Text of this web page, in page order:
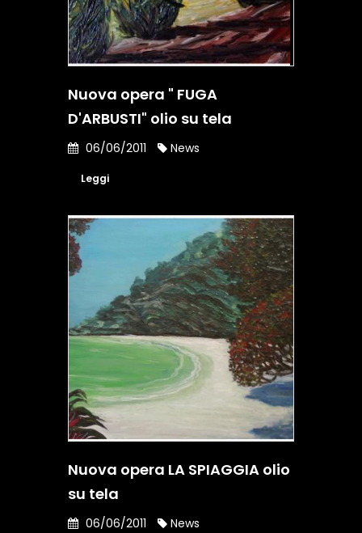
Nuova opera " FUGA
D'ARBUSTI" olio su tela
06/06/2011 News
Leggi
Nuova opera LA SPIAGGIA olio
su tela
06/06/2011 News